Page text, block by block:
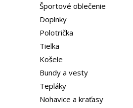
Športové oblečenie
Doplnky
Polotrička
Tielka
Košele
Bundy a vesty
Tepláky
Nohavice a kraťasy